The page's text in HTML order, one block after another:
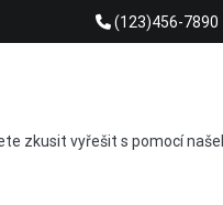
(123)456-7890
zkusit vyřešit s pomocí